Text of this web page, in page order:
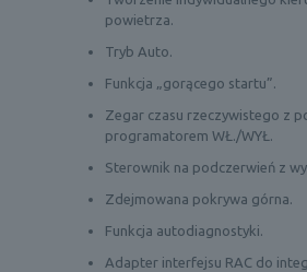
powietrza.
Tryb Auto.
Funkcja „gorącego startu”.
Zegar czasu rzeczywistego z
programatorem WŁ./WYŁ.
Sterownik na podczerwień z
Zdejmowana pokrywa górna.
Funkcja autodiagnostyki.
Adapter interfejsu RAC do